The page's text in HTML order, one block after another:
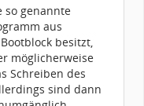
so genannte
aus
besitzt,
möglicherweise
Schreiben des
sind dann